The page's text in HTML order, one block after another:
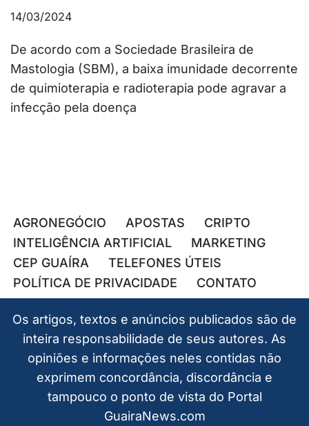
14/03/2024
De acordo com a Sociedade Brasileira de
Mastologia (SBM), a baixa imunidade decorrente
de quimioterapia e radioterapia pode agravar a
infecção pela doença
AGRONEGÓCIO APOSTAS
CRIPTO
INTELIGÊNCIA ARTIFICIAL
MARKETING
CEP GUAÍRA
TELEFONES ÚTEIS
POLÍTICA DE PRIVACIDADE
CONTATO
Os artigos, textos e anúncios publicados são de
inteira responsabilidade de seus autores. As
opiniões e informações neles contidas não
exprimem concordância, discordância e
tampouco o ponto de vista do Portal
GuairaNews.com